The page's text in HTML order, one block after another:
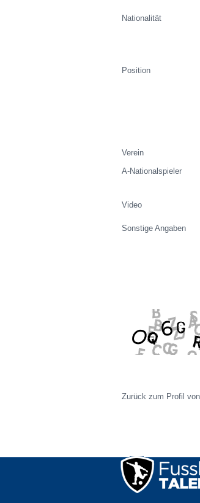
Nationalität
Position
Verein
A-Nationalspieler
Video
Sonstige Angaben
Zurück zum Profil von